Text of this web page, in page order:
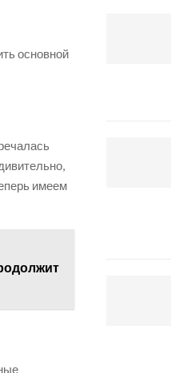
основной
имеем